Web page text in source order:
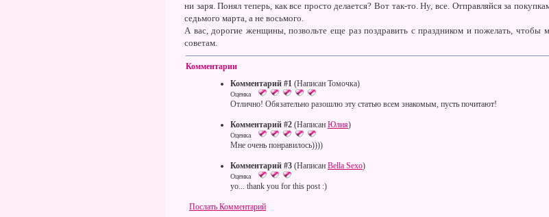
ни заря. Понял теперь, как все просто делается? Вот так-то. Ну, все. Отправляйся за
седьмого марта, а не восьмого.
А вас, дорогие женщины, позвольте еще раз поздравить с праздником и пожелать,
советам.
Комментарии
Комментарий #1 (Написан Томочка)
Оценка
Отлично! Обязательно разошлю эту статью всем знакомым, пусть почитают!
Комментарий #2 (Написан Юлия)
Оценка
Мне очень понравилось))))
Комментарий #3 (Написан Bella Sexo)
Оценка
yo... thank you for this post :)
Послать Комментарий